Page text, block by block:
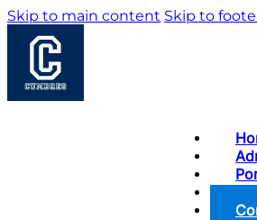
Skip to main content Skip to